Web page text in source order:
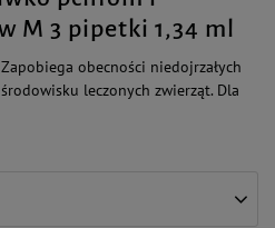
M 3 pipetki 1,34 ml
obecności niedojrzałych
leczonych zwierząt. Dla